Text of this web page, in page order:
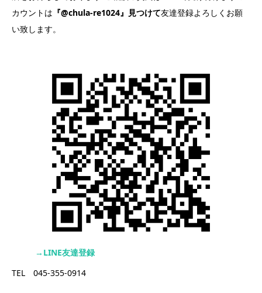
カウントは 『@chula-re1024』見つけて友達登録よろしくお願
い致します。
→LINE友達登録
TEL 045-355-0914